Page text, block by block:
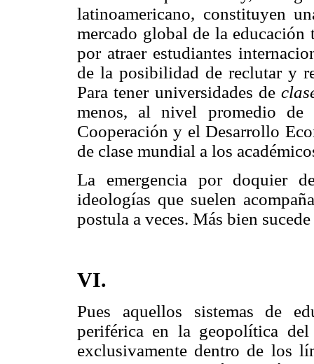
latinoamericano, constituyen
mercado global de la
por atraer estudiantes
de la posibilidad de reclutar y
Para tener universidades de
menos, al nivel promedio
Cooperación y el Desarrollo
de clase mundial a los
La emergencia por doquier
ideologías que suelen
postula a veces. Más bien
VI.
Pues aquellos sistemas de
periférica en la geopolítica
exclusivamente dentro de los